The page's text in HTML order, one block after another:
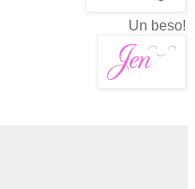
Un beso!